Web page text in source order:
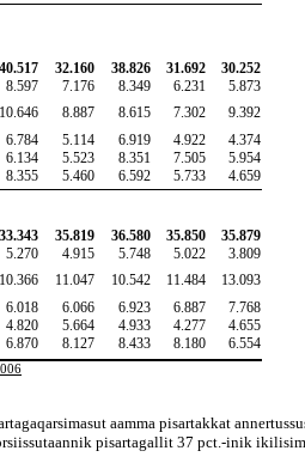
40.517 32.160 38.826 31.692
30.252
8.597 7.176 8.349 6.231
5.873
10.646 8.887 8.615 7.302
9.392
6.784 5.114 6.919 4.922
4.374
6.134 5.523 8.351 7.505
5.954
8.355 5.460 6.592 5.733
4.659
33.343 35.819 36.580 35.850
35.879
5.270 4.915 5.748 5.022
3.809
10.366 11.047 10.542 11.484
13.093
6.018 6.066 6.923 6.887
7.768
4.820 5.664 4.933 4.277
4.655
6.870 8.127 8.433 8.180 6.554
aamma pisartakkat
pisartagallit 37 pct.-inik